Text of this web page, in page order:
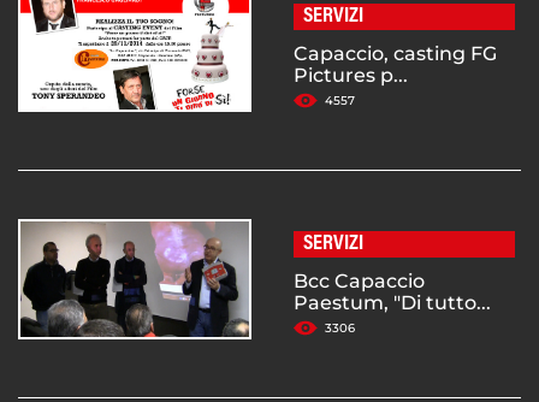
SERVIZI
Capaccio, casting FG
Pictures p...
4557
SERVIZI
Bcc Capaccio
Paestum, "Di tutto...
3306